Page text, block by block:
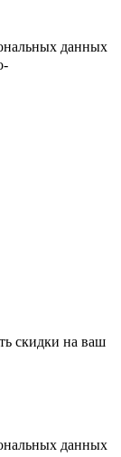
данных
скидки на ваш
данных